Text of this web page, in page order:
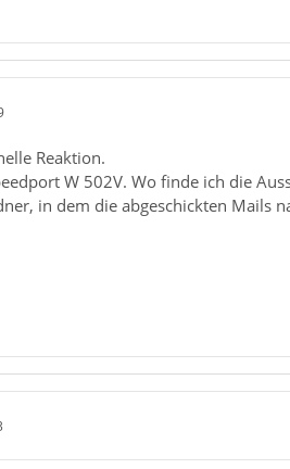
Reaktion.
W 502V. Wo finde ich die
in dem die abgeschickten Mails